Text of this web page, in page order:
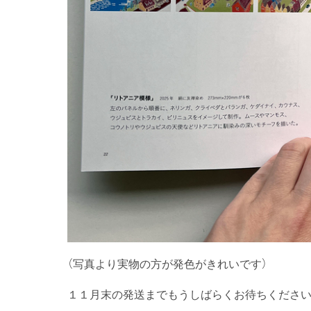
（写真より実物の方が発色がきれいです）
１１月末の発送までもうしばらくお待ちください